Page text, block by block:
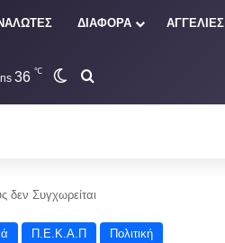
ΔΙΑΦΟΡΑ ΑΓΓΕΛΙΕΣ
36 ℃ Switch skin
δεν Συγχωρείται
Π.Ε.Κ.Α.Π Πολιτική